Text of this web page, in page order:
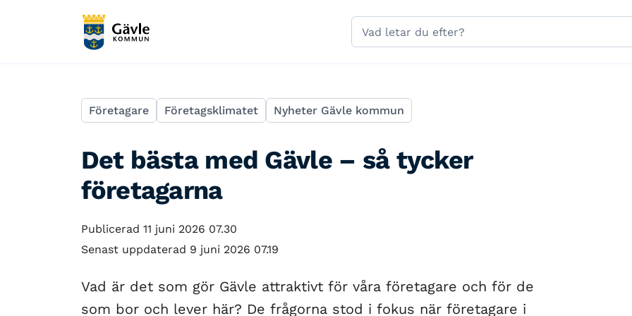
Sök
på
Företagare Företagsklimatet Nyheter Gävle kommun
Det bästa med Gävle – så tycker
företagarna
Publicerad 11 juni 2026 07.30
Senast uppdaterad 9 juni 2026 07.19
Vad är det som gör Gävle attraktivt för våra företagare och för de
som bor och lever här? De frågorna stod i fokus när företagare i